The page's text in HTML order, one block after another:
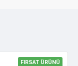
FIRSAT ÜRÜNÜ